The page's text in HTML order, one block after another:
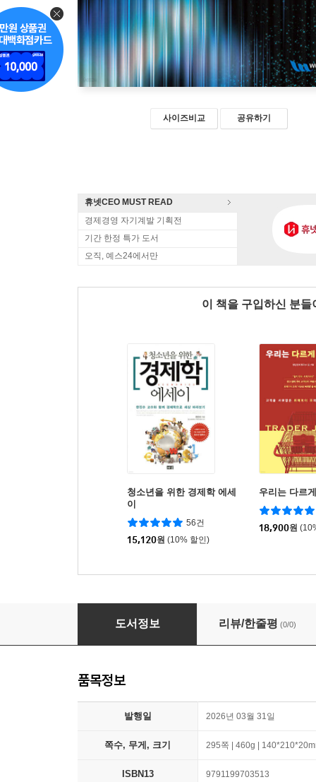
사이즈비교 공유하기
휴넷CEO MUST READ
경제경영 자기계발 기획전
기간 한정 특가 도서
오직, 예스24에서만
이 책을 구입하신 분
청소년을 위한 경제학 에세
이
56건
15,120원 (10% 할인)
우리는 다르
18,900원
2026년에 주목해야 할 한국 딥테크 스타트업 20
도서정보 리뷰/한줄평 (0/0)
품목정보
발행일 2026년 03월 31일
쪽수, 무게, 크기 295쪽 | 460g |
ISBN13 9791199703513